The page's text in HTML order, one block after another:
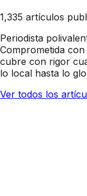
1,335 artículos
Periodista
Comprometida
cubre con rigor
lo local hasta lo
Ver todos los